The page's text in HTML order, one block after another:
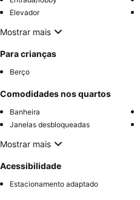
Elevador
Mostrar mais
Para crianças
Berço
Comodidades nos quartos
Banheira
Janelas desbloqueadas
Mostrar mais
Acessibilidade
Estacionamento adaptado